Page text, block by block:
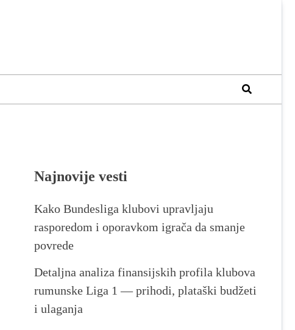
Najnovije vesti
Kako Bundesliga klubovi upravljaju
rasporedom i oporavkom igrača da smanje
povrede
Detaljna analiza finansijskih profila klubova
rumunske Liga 1 — prihodi, plataški budžeti
i ulaganja